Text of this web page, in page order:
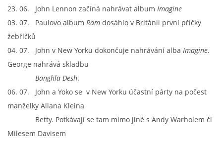
JOHN LENNON - KONCERTY
PAUL MCCARTNEY - SINGLY
PAUL MCCARTNEY - SINGLY II
PAUL MCCARTNEY - ALBA
23. 06. John Lennon začíná nahrávat album Imagine
03. 07. Paulovo album Ram dosáhlo v Británii první příčky
žebříčků
04. 07. John v New Yorku dokončuje nahrávání alba Imagine.
George nahrává skladbu
Banghla Desh.
06. 07. John a Yoko se v New Yorku účastní párty na počest
manželky Allana Kleina
Betty. Potkávají se tam mimo jiné s Andy Warholem či
Milesem Davisem